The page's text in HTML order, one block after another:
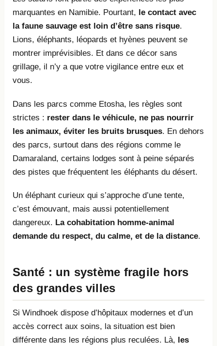
marquantes en Namibie. Pourtant, le contact avec
la faune sauvage est loin d’être sans risque.
Lions, éléphants, léopards et hyènes peuvent se
montrer imprévisibles. Et dans ce décor sans
grillage, il n’y a que votre vigilance entre eux et
vous.
Dans les parcs comme Etosha, les règles sont
strictes : rester dans le véhicule, ne pas nourrir
les animaux, éviter les bruits brusques. En dehors
des parcs, surtout dans des régions comme le
Damaraland, certains lodges sont à peine séparés
des pistes que fréquentent les éléphants du désert.
Un éléphant curieux qui s’approche d’une tente,
c’est émouvant, mais aussi potentiellement
dangereux. La cohabitation homme-animal
demande du respect, du calme, et de la distance.
Santé : un système fragile hors
des grandes villes
Si Windhoek dispose d’hôpitaux modernes et d’un
accès correct aux soins, la situation est bien
différente dans les régions plus reculées. Là, les